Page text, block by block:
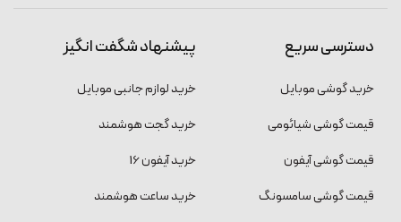
دسترسی سریع
خرید گوشی موبایل
قیمت گوشی شیائومی
قیمت گوشی آیفون
قیمت گوشی سامسونگ
پیشنهاد شگفت انگیز
خرید لوازم جانبی موبایل
خرید گجت هوشمند
خرید آیفون 16
خرید ساعت هوشمند